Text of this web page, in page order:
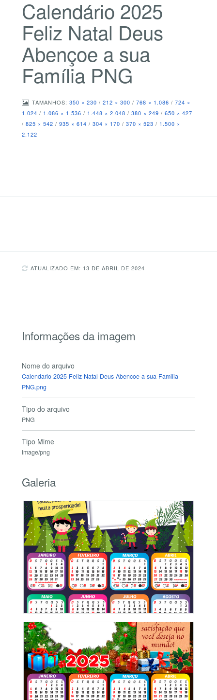
Calendário 2025
Feliz Natal Deus
Abençoe a sua
Família PNG
TAMANHOS: 350 × 230 / 212 × 300 / 768 × 1.086 / 724 ×
1.024 / 1.086 × 1.536 / 1.448 × 2.048 / 380 × 249 / 650 × 427
/ 825 × 542 / 935 × 614 / 304 × 170 / 370 × 523 / 1.500 ×
2.122
ATUALIZADO EM: 13 DE ABRIL DE 2024
Informações da imagem
Nome do arquivo
Calendario-2025-Feliz-Natal-Deus-Abencoe-a-sua-Familia-
PNG.png
Tipo do arquivo
PNG
Tipo Mime
image/png
Galeria